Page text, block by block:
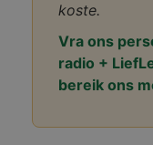
koste.
Vra ons
radio +
bereik ons